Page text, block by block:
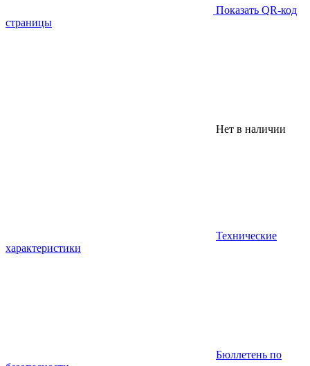
Показать QR-код
страницы
Нет в наличии
Технические
характеристики
Бюллетень по